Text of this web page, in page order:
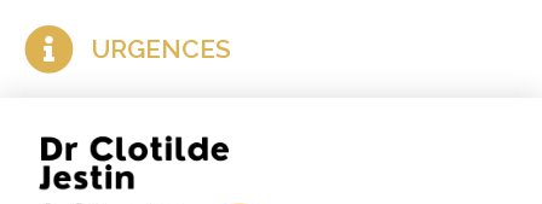
URGENCES